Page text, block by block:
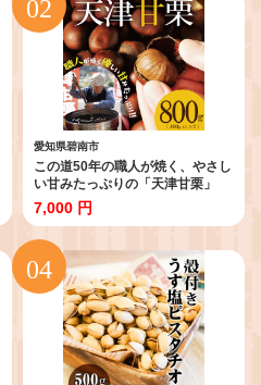
愛知県碧南市
この道50年の職人が焼く、やさし
い甘みたっぷりの「天津甘栗」
800g ！ 焼きたて 栗 くり 栗爪 殻
付き お菓子 おつまみ 人気 高リピ
ート 小分け 栗ご飯 栗きんとん 甘
露煮 碧南市 H045-077
7,000 円